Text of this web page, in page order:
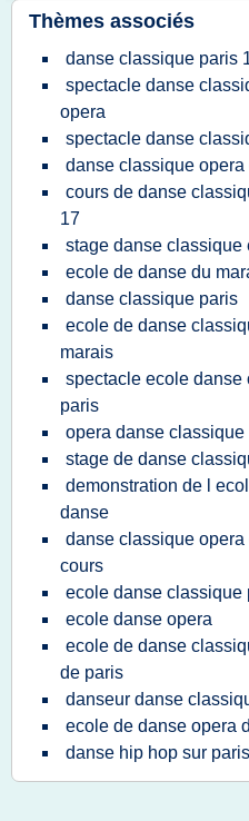
Thèmes associés
danse classique paris
spectacle danse
opera
spectacle danse
danse classique opera
cours de danse
17
stage danse classique
ecole de danse du
danse classique paris
ecole de danse
marais
spectacle ecole danse
paris
opera danse classique
stage de danse
demonstration de l
danse
danse classique opera
cours
ecole danse classique
ecole danse opera
ecole de danse
de paris
danseur danse
ecole de danse opera
danse hip hop sur paris